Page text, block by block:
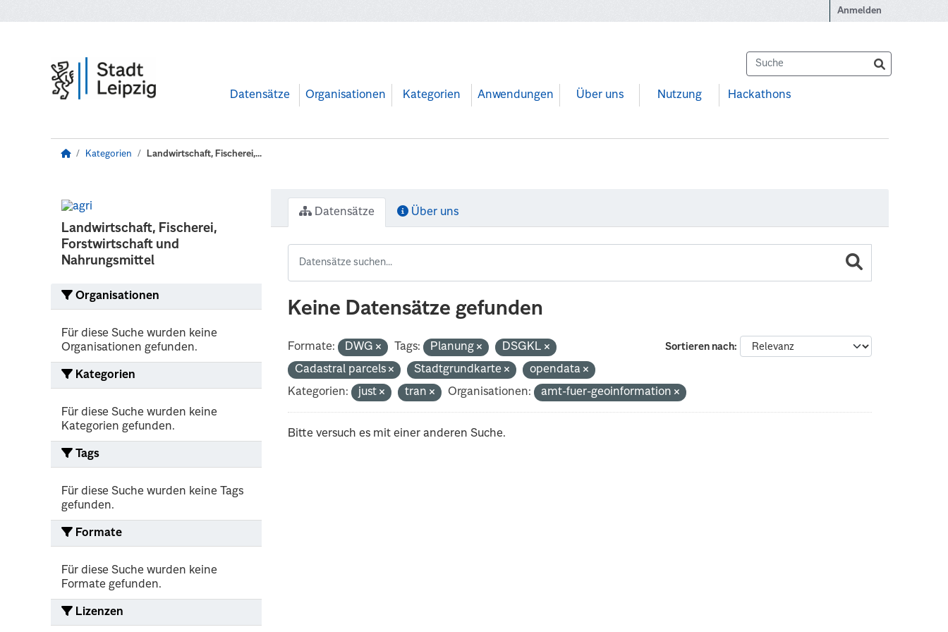
Anmelden
Datensätze Organisationen Kategorien Anwendungen Über uns Nutzung Hackathons
Kategorien Landwirtschaft, Fischerei,...
Landwirtschaft, Fischerei,
Forstwirtschaft und
Nahrungsmittel
Organisationen
Für diese Suche wurden keine
Organisationen gefunden.
Kategorien
Für diese Suche wurden keine
Kategorien gefunden.
Tags
Für diese Suche wurden keine Tags
gefunden.
Formate
Für diese Suche wurden keine
Formate gefunden.
Lizenzen
Datensätze Über uns
Keine Datensätze gefunden
Sortieren nach
Formate: DWG Tags: Planung
DSGKL
Cadastral parcels
Stadtgrundkarte
opendata
Kategorien:
just tran Organisationen: amt-fuer-geoinformation
Bitte versuch es mit einer anderen Suche.